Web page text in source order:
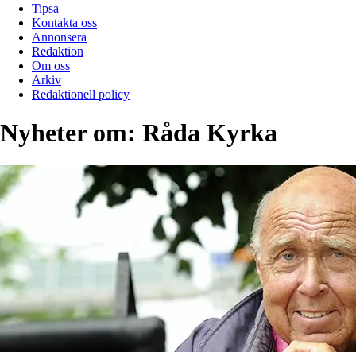
Tipsa
Kontakta oss
Annonsera
Redaktion
Om oss
Arkiv
Redaktionell policy
Nyheter om: Råda Kyrka